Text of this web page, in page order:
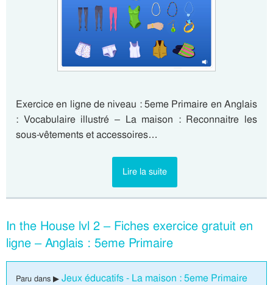
Exercice en ligne de niveau : 5eme Primaire en Anglais
: Vocabulaire illustré – La maison : Reconnaitre les
sous-vêtements et accessoires…
Lire la suite
In the House lvl 2 – Fiches exercice gratuit en
ligne – Anglais : 5eme Primaire
Paru dans ▶ Jeux éducatifs - La maison : 5eme Primaire